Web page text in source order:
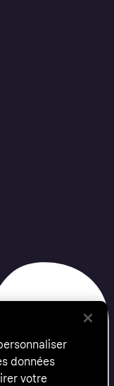
données
votre